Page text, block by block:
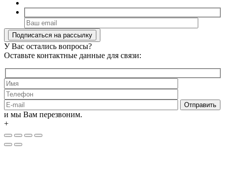
У Вас остались вопросы?
Оставьте контактные данные для связи:
и мы Вам перезвоним.
+